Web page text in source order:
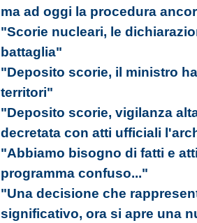
ma ad oggi la procedura
"Scorie nucleari, le
battaglia"
"Deposito scorie, il ministro
territori"
"Deposito scorie, vigilanza
decretata con atti ufficiali
"Abbiamo bisogno di fatti e
programma confuso..."
"Una decisione che
significativo, ora si apre una